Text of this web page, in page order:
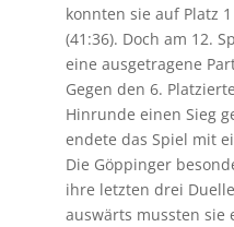
konnten sie auf Platz
(41:36). Doch am 12.
eine ausgetragene
Gegen den 6.
Hinrunde einen Sieg
endete das Spiel mit
Die Göppinger
ihre letzten drei
auswärts mussten sie